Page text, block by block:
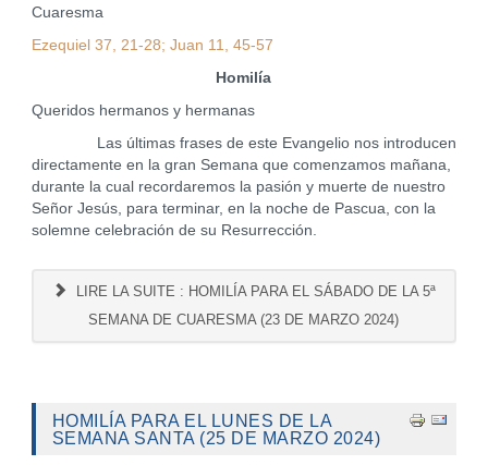
Cuaresma
Ezequiel 37, 21-28; Juan 11, 45-57
Homilía
Queridos hermanos y hermanas
Las últimas frases de este Evangelio nos introducen
directamente en la gran Semana que comenzamos mañana,
durante la cual recordaremos la pasión y muerte de nuestro
Señor Jesús, para terminar, en la noche de Pascua, con la
solemne celebración de su Resurrección.
LIRE LA SUITE : HOMILÍA PARA EL SÁBADO DE LA 5ª
SEMANA DE CUARESMA (23 DE MARZO 2024)
HOMILÍA PARA EL LUNES DE LA
SEMANA SANTA (25 DE MARZO 2024)